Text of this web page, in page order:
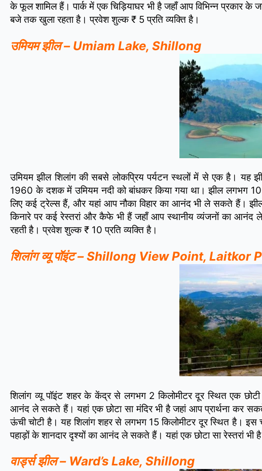
के फूल शामिल हैं। पार्क में एक चिड़ियाघर भी है जहाँ आप विभिन्न प्रकार
बजे तक खुला रहता है। प्रवेश शुल्क ₹ 5 प्रति व्यक्ति है।
उमियम झील – Umiam Lake, Shillong
उमियम झील शिलांग की सबसे लोकप्रिय पर्यटन स्थलों में से एक है। यह
1960 के दशक में उमियम नदी को बांधकर किया गया था। झील लगभग
लिए कई ट्रेल्स हैं, और यहां आप नौका विहार का आनंद भी ले सकते हैं।
किनारे पर कई रेस्तरां और कैफे भी हैं जहाँ आप स्थानीय व्यंजनों का
रहती है। प्रवेश शुल्क ₹ 10 प्रति व्यक्ति है।
शिलांग व्यू पॉइंट – Shillong View Point, Laitkor
शिलांग व्यू पॉइंट शहर के केंद्र से लगभग 2 किलोमीटर दूर स्थित एक
आनंद ले सकते हैं। यहां एक छोटा सा मंदिर भी है जहां आप प्रार्थना कर
ऊंची चोटी है। यह शिलांग शहर से लगभग 15 किलोमीटर दूर स्थित है।
पहाड़ों के शानदार दृश्यों का आनंद ले सकते हैं। यहां एक छोटा सा रेस्तरां
वार्ड्स झील – Ward’s Lake, Shillong